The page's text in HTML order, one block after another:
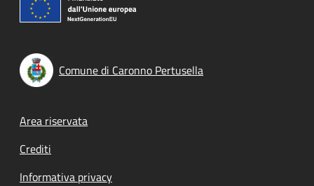
Comune di Caronno Pertusella
Footer menu
Area riservata
Crediti
Informativa privacy